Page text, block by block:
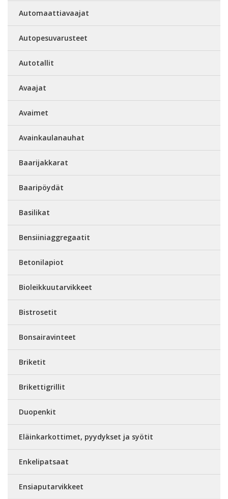
Automaattiavaajat
Autopesuvarusteet
Autotallit
Avaajat
Avaimet
Avainkaulanauhat
Baarijakkarat
Baaripöydät
Basilikat
Bensiiniaggregaatit
Betonilapiot
Bioleikkuutarvikkeet
Bistrosetit
Bonsairavinteet
Briketit
Brikettigrillit
Duopenkit
Eläinkarkottimet, pyydykset ja syötit
Enkelipatsaat
Ensiaputarvikkeet